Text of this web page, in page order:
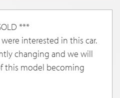
***
interested in this car.
changing and we will
this model becoming